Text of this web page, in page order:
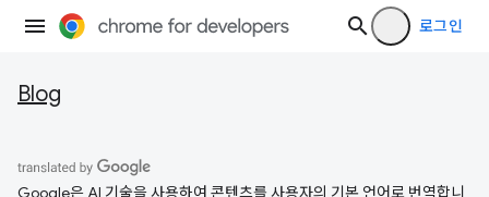
로그인
Blog
Google은 AI 기술을 사용하여 콘텐츠를 사용자의 기본 언어로 번역합니